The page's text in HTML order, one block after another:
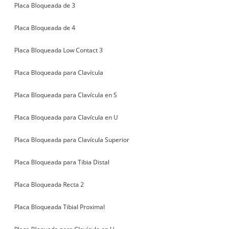
Placa Bloqueada de 3
Placa Bloqueada de 4
Placa Bloqueada Low Contact 3
Placa Bloqueada para Clavícula
Placa Bloqueada para Clavícula en S
Placa Bloqueada para Clavícula en U
Placa Bloqueada para Clavícula Superior
Placa Bloqueada para Tibia Distal
Placa Bloqueada Recta 2
Placa Bloqueada Tibial Proximal